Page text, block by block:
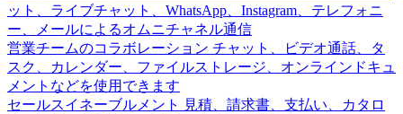
ット、ライブチャット、WhatsApp、Instagram、テレフォニ
ー、メールによるオムニチャネル通信
営業チームのコラボレーション チャット、ビデオ通話、タ
スク、カレンダー、ファイルストレージ、オンラインドキュ
メントなどを使用できます
セールスイネーブルメント
見積、請求書、支払い、カタロ